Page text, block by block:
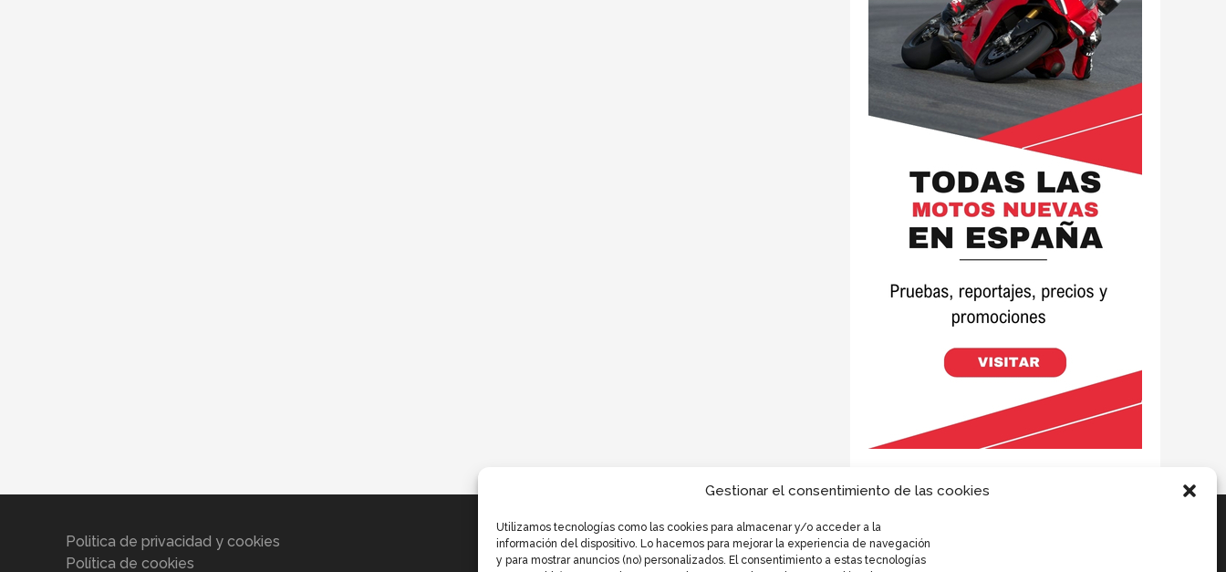
Gestionar el consentimiento de las cookies
Utilizamos tecnologías como las cookies para almacenar y/o acceder a la
información del dispositivo. Lo hacemos para mejorar la experiencia de navegación
y para mostrar anuncios (no) personalizados. El consentimiento a estas tecnologías
Politica de privacidad y cookies
Política de cookies